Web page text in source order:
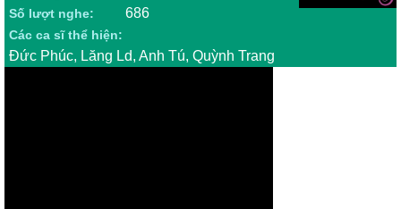
Số lượt nghe: 686
Các ca sĩ thể hiện:
Đức Phúc, Lăng Ld, Anh Tú, Quỳnh Trang